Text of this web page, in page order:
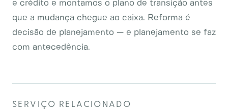
e crédito e montamos o plano de transição antes
que a mudança chegue ao caixa. Reforma é
decisão de planejamento — e planejamento se faz
com antecedência.
SERVIÇO RELACIONADO